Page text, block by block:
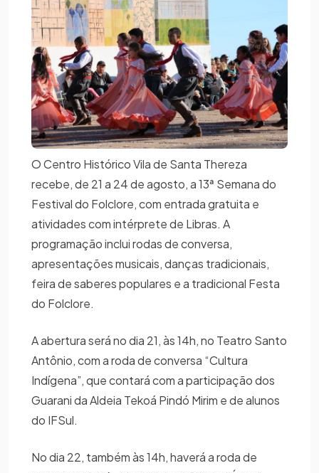
O Centro Histórico Vila de Santa Thereza
recebe, de 21 a 24 de agosto, a 13ª Semana do
Festival do Folclore, com entrada gratuita e
atividades com intérprete de Libras. A
programação inclui rodas de conversa,
apresentações musicais, danças tradicionais,
feira de saberes populares e a tradicional Festa
do Folclore.
A abertura será no dia 21, às 14h, no Teatro Santo
Antônio, com a roda de conversa “Cultura
Indígena”, que contará com a participação dos
Guarani da Aldeia Tekoá Pindó Mirim e de alunos
do IFSul.
No dia 22, também às 14h, haverá a roda de